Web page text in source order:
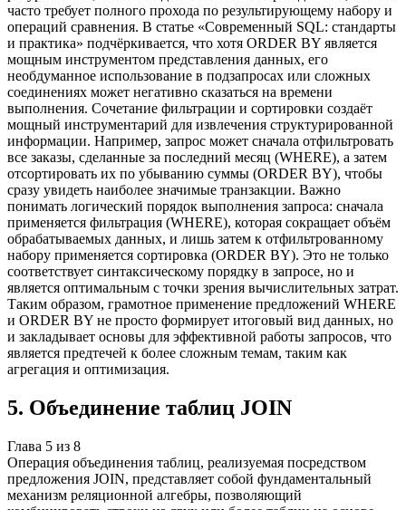
часто требует полного прохода по результирующему набору и
операций сравнения. В статье «Современный SQL: стандарты
и практика» подчёркивается, что хотя ORDER BY является
мощным инструментом представления данных, его
необдуманное использование в подзапросах или сложных
соединениях может негативно сказаться на времени
выполнения. Сочетание фильтрации и сортировки создаёт
мощный инструментарий для извлечения структурированной
информации. Например, запрос может сначала отфильтровать
все заказы, сделанные за последний месяц (WHERE), а затем
отсортировать их по убыванию суммы (ORDER BY), чтобы
сразу увидеть наиболее значимые транзакции. Важно
понимать логический порядок выполнения запроса: сначала
применяется фильтрация (WHERE), которая сокращает объём
обрабатываемых данных, и лишь затем к отфильтрованному
набору применяется сортировка (ORDER BY). Это не только
соответствует синтаксическому порядку в запросе, но и
является оптимальным с точки зрения вычислительных затрат.
Таким образом, грамотное применение предложений WHERE
и ORDER BY не просто формирует итоговый вид данных, но
и закладывает основы для эффективной работы запросов, что
является предтечей к более сложным темам, таким как
агрегация и оптимизация.
5. Объединение таблиц JOIN
Глава 5 из 8
Операция объединения таблиц, реализуемая посредством
предложения JOIN, представляет собой фундаментальный
механизм реляционной алгебры, позволяющий